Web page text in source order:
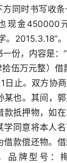
同时书写收条
现金450000
。2015.3.18”
份，内容是：
伍万元整）借
日止。双方协
某也。其间，
款抵押物，如
学同意将本人
借款偿还物。
品牌型号：